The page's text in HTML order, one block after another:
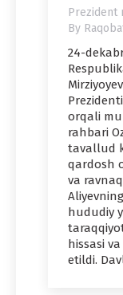
Prezident
By
24-
orqali
rahbari
tavallud
qardosh
va
hududiy
hissasi
etildi.